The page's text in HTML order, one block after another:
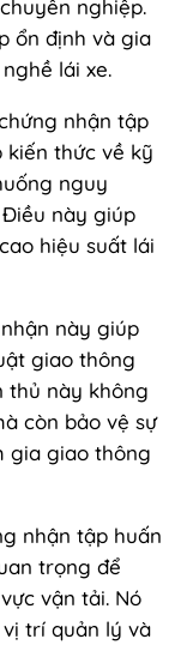
nghiệp.
ổn định và gia
lái xe.
nhận tập
kiến thức về kỹ
nguy
này giúp
hiệu suất lái
này giúp
giao thông
thủ này không
còn bảo vệ sự
gia giao thông
nhận tập huấn
trọng để
vận tải. Nó
trí quản lý và